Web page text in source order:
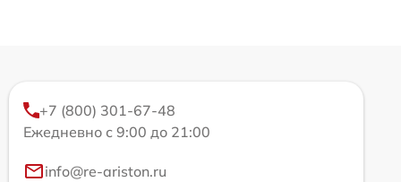
+7 (800) 301-67-48
Ежедневно с 9:00 до 21:00
info@re-ariston.ru